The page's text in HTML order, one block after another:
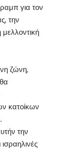
για τον
την
ζώνη,
κατοίκων
την